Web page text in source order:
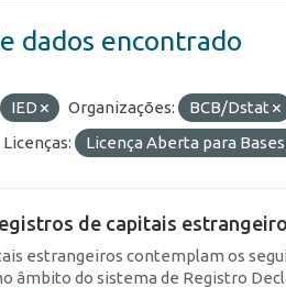
dados encontrado
IED Organizações: BCB/Dstat
Licenças: Licença Aberta para
de capitais
estrangeiros contemplam os
âmbito do sistema de Registro